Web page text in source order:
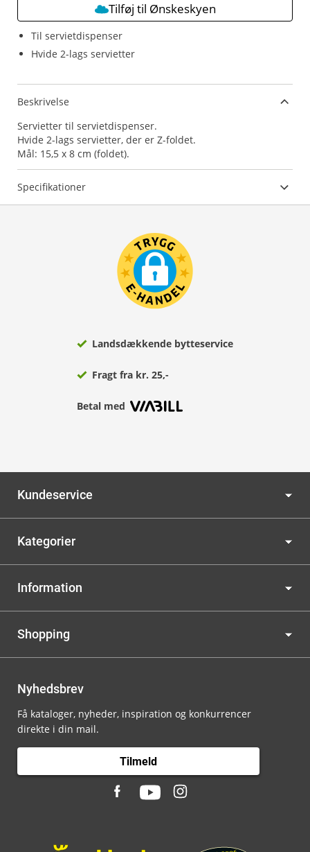
Til servietdispenser
Hvide 2-lags servietter
Tilføj til Ønskeskyen
Beskrivelse
Servietter til servietdispenser.
Hvide 2-lags servietter, der er Z-foldet.
Mål: 15,5 x 8 cm (foldet).
Specifikationer
Landsdækkende bytteservice
Fragt fra kr. 25,-
Betal med
Kundeservice
Kategorier
Information
Shopping
Nyhedsbrev
Få kataloger, nyheder, inspiration og konkurrencer
direkte i din mail.
Tilmeld